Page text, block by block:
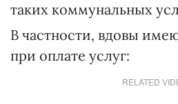
таких коммунальных
В частности, вдовы
при оплате услуг:
RELATED